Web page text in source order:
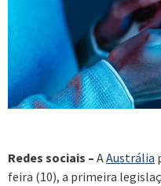
Redes sociais – AAustrália
feira (10), a primeira